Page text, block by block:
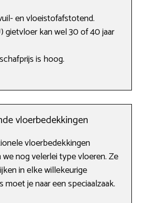
en vloeistofafstotend.
gietvloer kan wel 30 of 40 jaar
is hoog.
vloerbedekkingen
vloerbedekkingen
nog velerlei type vloeren. Ze
in elke willekeurige
je naar een speciaalzaak.